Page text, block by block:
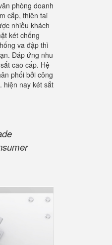
phòng doanh
cắp, thiên tai
nhiều khách
két chống
va đập thì
Đáp ứng nhu
cao cấp. Hệ
phối bởi công
hiện nay két sắt